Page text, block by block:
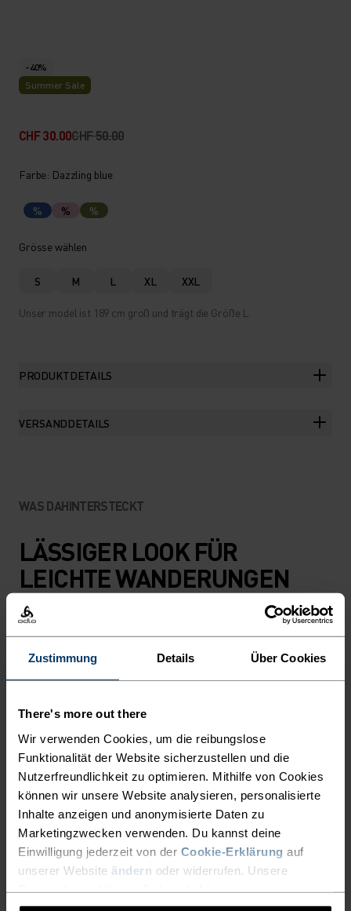
Zustimmung Details Über Cookies
There's more out there
Wir verwenden Cookies, um die reibungslose
Funktionalität der Website sicherzustellen und die
Nutzerfreundlichkeit zu optimieren. Mithilfe von Cookies
können wir unsere Website analysieren, personalisierte
Inhalte anzeigen und anonymisierte Daten zu
Marketingzwecken verwenden. Du kannst deine
Einwilligung jederzeit von der Cookie-Erklärung auf
unserer Website ändern oder widerrufen. Unsere
-40%
Summer Sale
CHF 30.00CHF 50.00
Farbe: Dazzling blue
% % %
Grösse wählen
S M L XL XXL
Unser model ist 189 cm groß und trägt die Größe L.
PRODUKTDETAILS
VERSANDDETAILS
WAS DAHINTERSTECKT
LÄSSIGER LOOK FÜR
LEICHTE WANDERUNGEN
UND TAGE IN DER NATUR.
Dieses T‑Shirt ist dein bequemer Begleiter, wenn
du es draussen entspannt angehen lässt. Es
anderen aus Polyester und vereint die Vorteile
beider Fasern in einem pflegeleichten,
atmungsaktiven Mischgewebe – ideal für den
Alltag und Outdoor-Ausflüge. Der „There’s More
Out There“-Print an Vorder- und Rückseite
komplettiert das Design und erinnert daran, dass
das Abenteuer überall wartet. Kühlender
Komfort für alle, die gern unbeschwert auf